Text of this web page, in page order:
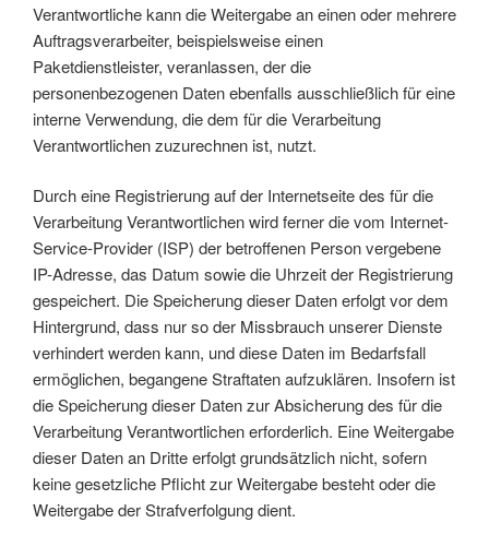
Verantwortliche kann die Weitergabe an einen oder mehrere
Auftragsverarbeiter, beispielsweise einen
Paketdienstleister, veranlassen, der die
personenbezogenen Daten ebenfalls ausschließlich für eine
interne Verwendung, die dem für die Verarbeitung
Verantwortlichen zuzurechnen ist, nutzt.
Durch eine Registrierung auf der Internetseite des für die
Verarbeitung Verantwortlichen wird ferner die vom Internet-
Service-Provider (ISP) der betroffenen Person vergebene
IP-Adresse, das Datum sowie die Uhrzeit der Registrierung
gespeichert. Die Speicherung dieser Daten erfolgt vor dem
Hintergrund, dass nur so der Missbrauch unserer Dienste
verhindert werden kann, und diese Daten im Bedarfsfall
ermöglichen, begangene Straftaten aufzuklären. Insofern ist
die Speicherung dieser Daten zur Absicherung des für die
Verarbeitung Verantwortlichen erforderlich. Eine Weitergabe
dieser Daten an Dritte erfolgt grundsätzlich nicht, sofern
keine gesetzliche Pflicht zur Weitergabe besteht oder die
Weitergabe der Strafverfolgung dient.